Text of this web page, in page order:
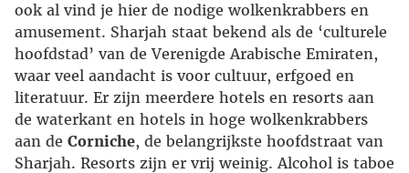
ook al vind je hier de nodige wolkenkrabbers en
amusement. Sharjah staat bekend als de ‘culturele
hoofdstad’ van de Verenigde Arabische Emiraten,
waar veel aandacht is voor cultuur, erfgoed en
literatuur. Er zijn meerdere hotels en resorts aan
de waterkant en hotels in hoge wolkenkrabbers
aan de Corniche, de belangrijkste hoofdstraat van
Sharjah. Resorts zijn er vrij weinig. Alcohol is taboe